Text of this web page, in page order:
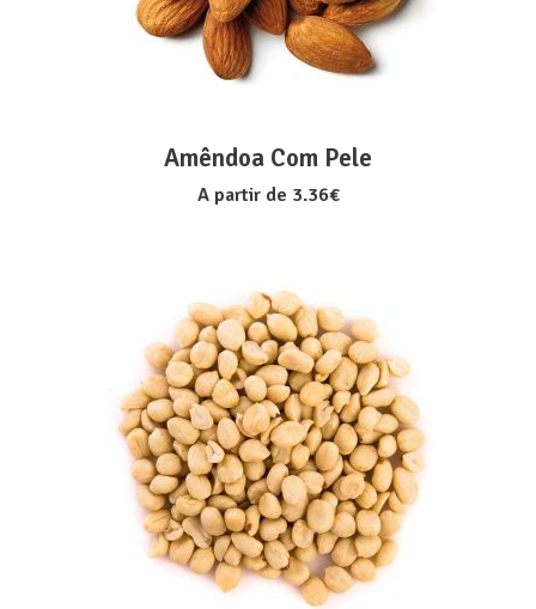
Amêndoa Com Pele
A partir de 3.36€
VER OPÇÕES